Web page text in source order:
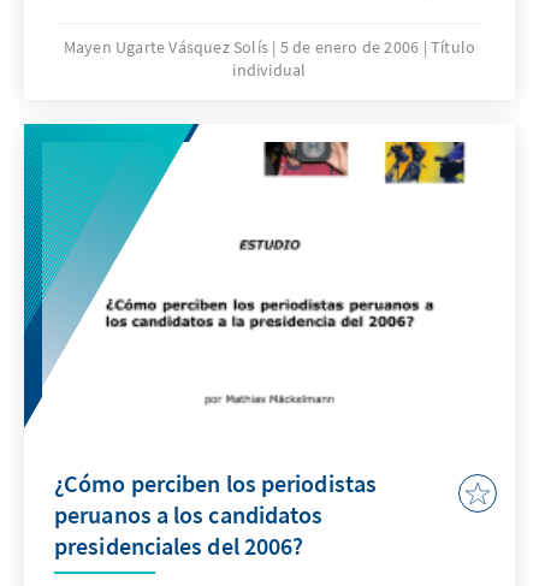
fecha y proponer medidas políticas de diversa
índole para enriquecer el debate nacional
Mayen Ugarte Vásquez Solís 5 de enero de 2006 Título
individual
¿Cómo perciben los periodistas
peruanos a los candidatos
presidenciales del 2006?